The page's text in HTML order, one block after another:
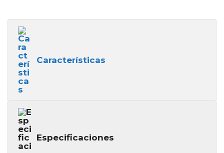
Características
Especificaciones